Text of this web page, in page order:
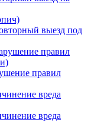
выезд под
правил
правил
вреда
вреда